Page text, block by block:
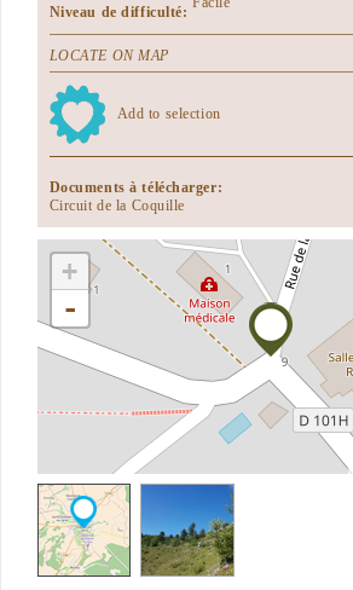
Niveau de difficulté:
LOCATE ON MAP
Add to selection
Documents à télécharger:
Circuit de la Coquille
+
-